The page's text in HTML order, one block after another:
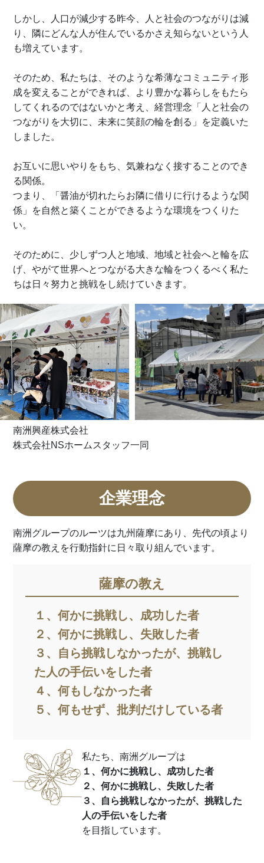
しかし、人口が減少する昨今、人と社会のつながりは減
り、隣にどんな人が住んでいるかさえ知らないという人
も増えています。
そのため、私たちは、そのような希薄なコミュニティ形
成を変えることができれば、より豊かな暮らしをもたら
してくれるのではないかと考え、経営理念「人と社会の
つながりを大切に、未来に笑顔の輪を創る」を定義いた
しました。
お互いに思いやりをもち、気兼ねなく接することのでき
る関係。
つまり、「醤油が切れたらお隣に借りに行けるような関
係」を自然と築くことができるような環境をつくりた
い。
そのために、少しずつ人と地域、地域と社会へと輪を広
げ、やがて世界へとつながる大きな輪をつくるべく私た
ちは日々努力と挑戦をし続けていきます。
南洲興産株式会社
株式会社NSホームスタッフ一同
企業理念
南洲グループのルーツは九州薩摩にあり、先代の頃より
薩摩の教えを行動指針に日々取り組んでいます。
薩摩の教え
１、何かに挑戦し、成功した者
２、何かに挑戦し、失敗した者
３、自ら挑戦しなかったが、挑戦し
た人の手伝いをした者
４、何もしなかった者
５、何もせず、批判だけしている者
私たち、南洲グループは
１、何かに挑戦し、成功した者
２、何かに挑戦し、失敗した者
３、自ら挑戦しなかったが、挑戦した
人の手伝いをした者
を目指しています。